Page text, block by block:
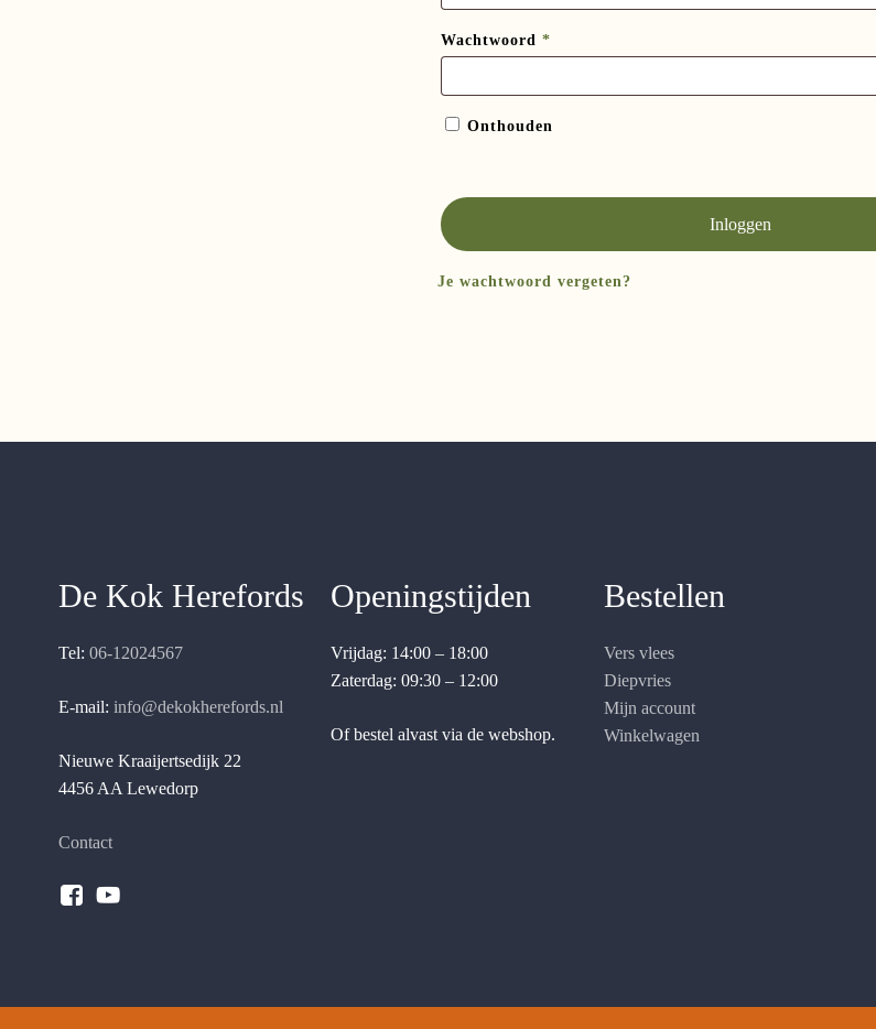
Wachtwoord *
Onthouden
Inloggen
Je wachtwoord vergeten?
De Kok Herefords
Tel: 06-12024567
E-mail: info@dekokherefords.nl
Nieuwe Kraaijertsedijk 22
4456 AA Lewedorp
Contact
Openingstijden
Vrijdag: 14:00 – 18:00
Zaterdag: 09:30 – 12:00
Of bestel alvast via de webshop.
Bestellen
Vers vlees
Diepvries
Mijn account
Winkelwagen